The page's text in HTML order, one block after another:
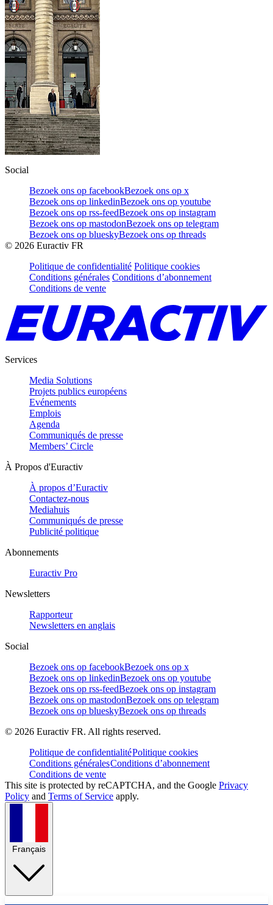
Social
Bezoek ons op facebookBezoek ons op x
Bezoek ons op linkedinBezoek ons op youtube
Bezoek ons op rss-feedBezoek ons op instagram
Bezoek ons op mastodonBezoek ons op telegram
Bezoek ons op blueskyBezoek ons op threads
© 2026 Euractiv FR
Politique de confidentialité Politique cookies
Conditions générales Conditions d’abonnement
Conditions de vente
Services
Media Solutions
Projets publics européens
Evénements
Emplois
Agenda
Communiqués de presse
Members’ Circle
À Propos d'Euractiv
À propos d’Euractiv
Contactez-nous
Mediahuis
Communiqués de presse
Publicité politique
Abonnements
Euractiv Pro
Newsletters
Rapporteur
Newsletters en anglais
Social
Bezoek ons op facebookBezoek ons op x
Bezoek ons op linkedinBezoek ons op youtube
Bezoek ons op rss-feedBezoek ons op instagram
Bezoek ons op mastodonBezoek ons op telegram
Bezoek ons op blueskyBezoek ons op threads
© 2026 Euractiv FR. All rights reserved.
Politique de confidentialitéPolitique cookies
Conditions généralesConditions d’abonnement
Conditions de vente
This site is protected by reCAPTCHA, and the Google Privacy
Policy and Terms of Service apply.
Français